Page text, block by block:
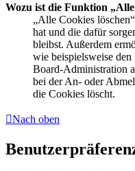
Wozu ist die Funktion „Alle
„Alle Cookies
hat und die dafür
bleibst. Außerdem
wie beispielsweise den
Board-Administration
bei der An- oder
die Cookies löscht.
Nach oben